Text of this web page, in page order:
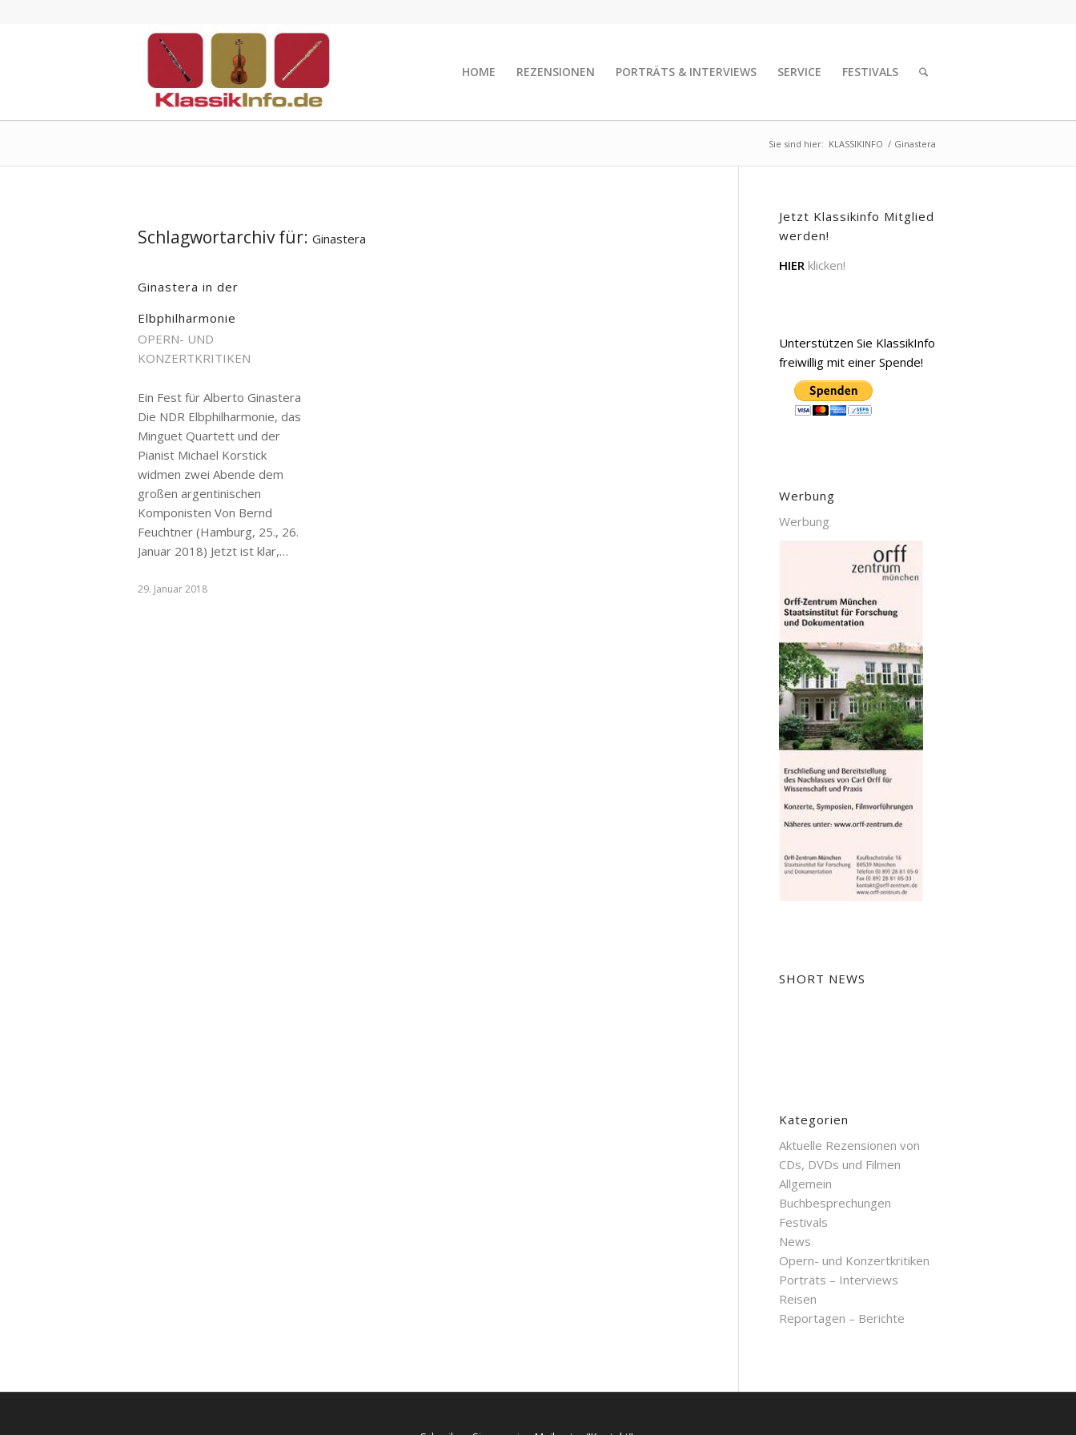
HOME REZENSIONEN PORTRÄTS & INTERVIEWS SERVICE FESTIVALS
Sie sind hier: KLASSIKINFO / Ginastera
Schlagwortarchiv für: Ginastera
Ginastera in der
Elbphilharmonie
OPERN- UND
KONZERTKRITIKEN
Ein Fest für Alberto Ginastera
Die NDR Elbphilharmonie, das
Minguet Quartett und der
Pianist Michael Korstick
widmen zwei Abende dem
großen argentinischen
Komponisten Von Bernd
Feuchtner (Hamburg, 25., 26.
Januar 2018) Jetzt ist klar,…
29. Januar 2018
Jetzt Klassikinfo Mitglied
werden!
HIER klicken!
Unterstützen Sie KlassikInfo
freiwillig mit einer Spende!
Werbung
Werbung
SHORT NEWS
Kategorien
Aktuelle Rezensionen von
CDs, DVDs und Filmen
Allgemein
Buchbesprechungen
Festivals
News
Opern- und Konzertkritiken
Porträts – Interviews
Reisen
Reportagen – Berichte